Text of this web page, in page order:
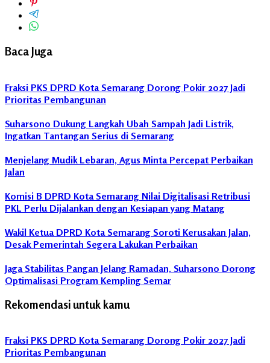
Baca Juga
Fraksi PKS DPRD Kota Semarang Dorong Pokir 2027 Jadi
Prioritas Pembangunan
Suharsono Dukung Langkah Ubah Sampah Jadi Listrik,
Ingatkan Tantangan Serius di Semarang
Menjelang Mudik Lebaran, Agus Minta Percepat Perbaikan
Jalan
Komisi B DPRD Kota Semarang Nilai Digitalisasi Retribusi
PKL Perlu Dijalankan dengan Kesiapan yang Matang
Wakil Ketua DPRD Kota Semarang Soroti Kerusakan Jalan,
Desak Pemerintah Segera Lakukan Perbaikan
Jaga Stabilitas Pangan Jelang Ramadan, Suharsono Dorong
Optimalisasi Program Kempling Semar
Rekomendasi untuk kamu
Fraksi PKS DPRD Kota Semarang Dorong Pokir 2027 Jadi
Prioritas Pembangunan